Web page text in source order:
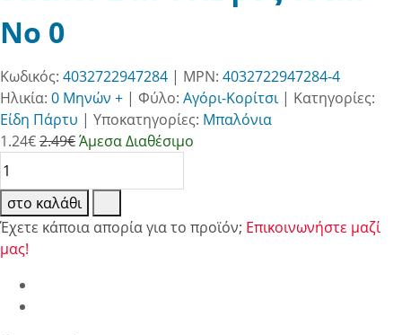
No 0
Κωδικός: 4032722947284 | MPN: 4032722947284-4
Ηλικία: 0 Μηνών + | Φύλο: Αγόρι-Κορίτσι| Κατηγορίες:
Είδη Πάρτυ | Υποκατηγορίες: Μπαλόνια
1.24€2.49€Άμεσα Διαθέσιμο
στο καλάθι
Έχετε κάποια απορία για το προϊόν; Επικοινωνήστε μαζί
μας!